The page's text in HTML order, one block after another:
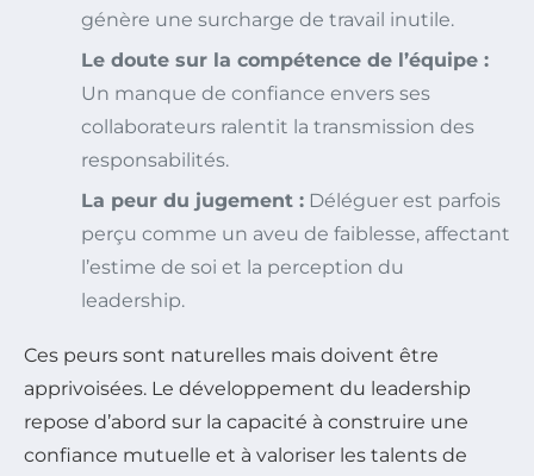
génère une surcharge de travail inutile.
Le doute sur la compétence de l’équipe :
Un manque de confiance envers ses
collaborateurs ralentit la transmission des
responsabilités.
La peur du jugement : Déléguer est parfois
perçu comme un aveu de faiblesse, affectant
l’estime de soi et la perception du
leadership.
Ces peurs sont naturelles mais doivent être
apprivoisées. Le développement du leadership
repose d’abord sur la capacité à construire une
confiance mutuelle et à valoriser les talents de